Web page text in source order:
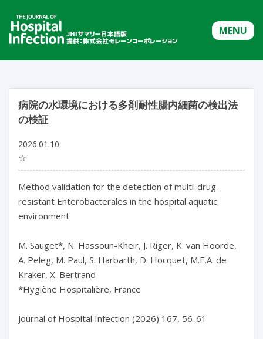
MENU
病院の水環境における多剤耐性腸内細菌の検出法
の検証
2026.01.10
☆
Method validation for the detection of multi-drug-
resistant Enterobacterales in the hospital aquatic
environment
M. Sauget*, N. Hassoun-Kheir, J. Riger, K. van Hoorde,
A. Peleg, M. Paul, S. Harbarth, D. Hocquet, M.E.A. de
Kraker, X. Bertrand
*Hygiène Hospitalière, France
Journal of Hospital Infection (2026) 167, 56-61